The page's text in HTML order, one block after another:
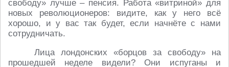
свободу» лучше – пенсия. Работа «витриной» для
новых революционеров: видите, как у него всё
хорошо, и у вас так будет, если начнёте с нами
сотрудничать.
Лица лондонских «борцов за свободу» на
прошедшей неделе видели? Они испуганы и